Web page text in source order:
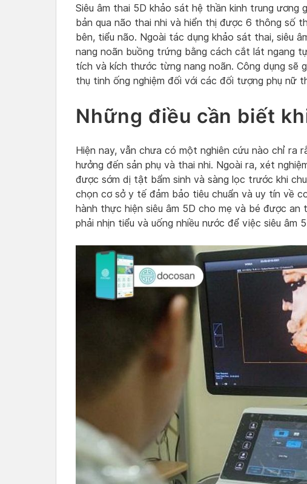
Siêu âm thai 5D khảo sát hệ thần kinh trung ương
bản qua não thai nhi và hiển thị được 6 thông số
bên, tiểu não. Ngoài tác dụng khảo sát thai, siêu
nang noãn buồng trứng bằng cách cắt lát ngang
tích và kích thước từng nang noãn. Công dụng sẽ
thụ tinh ống nghiệm đối với các đối tượng phụ nữ
Những điều cần biết
Hiện nay, vẫn chưa có một nghiên cứu nào chỉ ra
hưởng đến sản phụ và thai nhi. Ngoài ra, xét
được sớm dị tật bẩm sinh và sàng lọc trước khi
chọn cơ sở y tế đảm bảo tiêu chuẩn và uy tín về
hành thực hiện siêu âm 5D cho mẹ và bé được an
phải nhịn tiểu và uống nhiều nước để việc siêu âm